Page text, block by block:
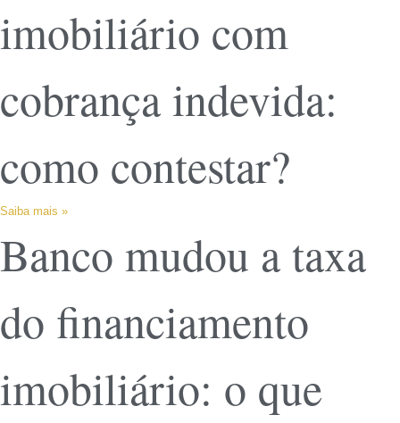
imobiliário com
cobrança indevida:
como contestar?
Saiba mais »
Banco mudou a taxa
do financiamento
imobiliário: o que